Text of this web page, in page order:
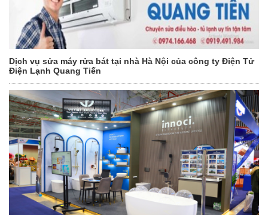
Dịch vụ sửa máy rửa bát tại nhà Hà Nội của công ty Điện Tử
Điện Lạnh Quang Tiến